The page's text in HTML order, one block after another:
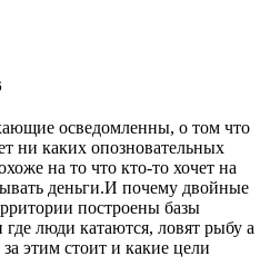
осведомленны, о том что
ни каких опозновательных
на то что кто-то хочет на
деньги.И почему двойные
построены базы
люди катаются, ловят рыбу а
этим стоит и какие цели